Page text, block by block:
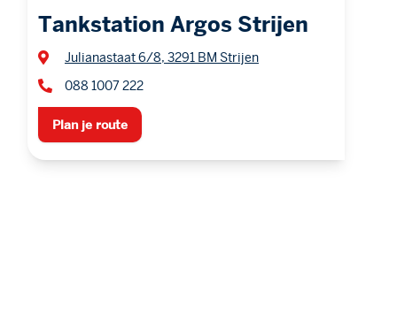
Tankstation Argos Strijen
Julianastaat 6/8, 3291 BM Strijen
088 1007 222
Plan je route